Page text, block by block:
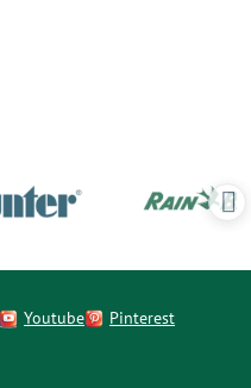
Youtube Pinterest